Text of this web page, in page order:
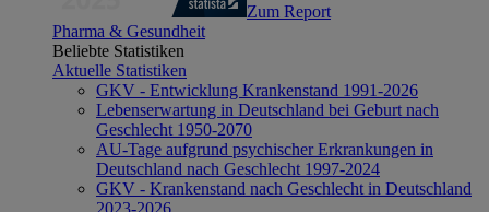
Zum Report
Pharma & Gesundheit
Beliebte Statistiken
Aktuelle Statistiken
GKV - Entwicklung Krankenstand 1991-2026
Lebenserwartung in Deutschland bei Geburt nach
Geschlecht 1950-2070
AU-Tage aufgrund psychischer Erkrankungen in
Deutschland nach Geschlecht 1997-2024
GKV - Krankenstand nach Geschlecht in Deutschland
2023-2026